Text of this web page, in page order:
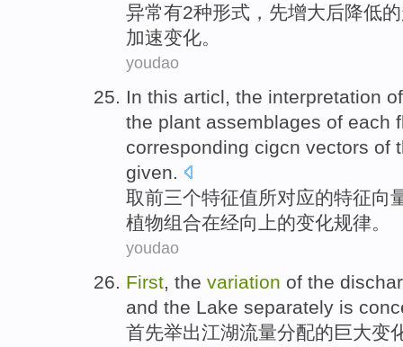
异常有2种形式 ， 先增大后降低的
加速变化。
youdao
In this articl, the interpretation of
the plant assemblages of each
corresponding cigcn vectors of
given.
取前三个特征值所对应的特征向
植物组合在经向上的变化规律。
youdao
First, the variation of the
and the Lake separately is
首先举出江湖流量分配的巨大变